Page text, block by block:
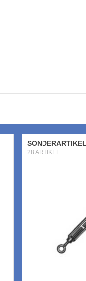
SONDERARTIKEL
28 ARTIKEL